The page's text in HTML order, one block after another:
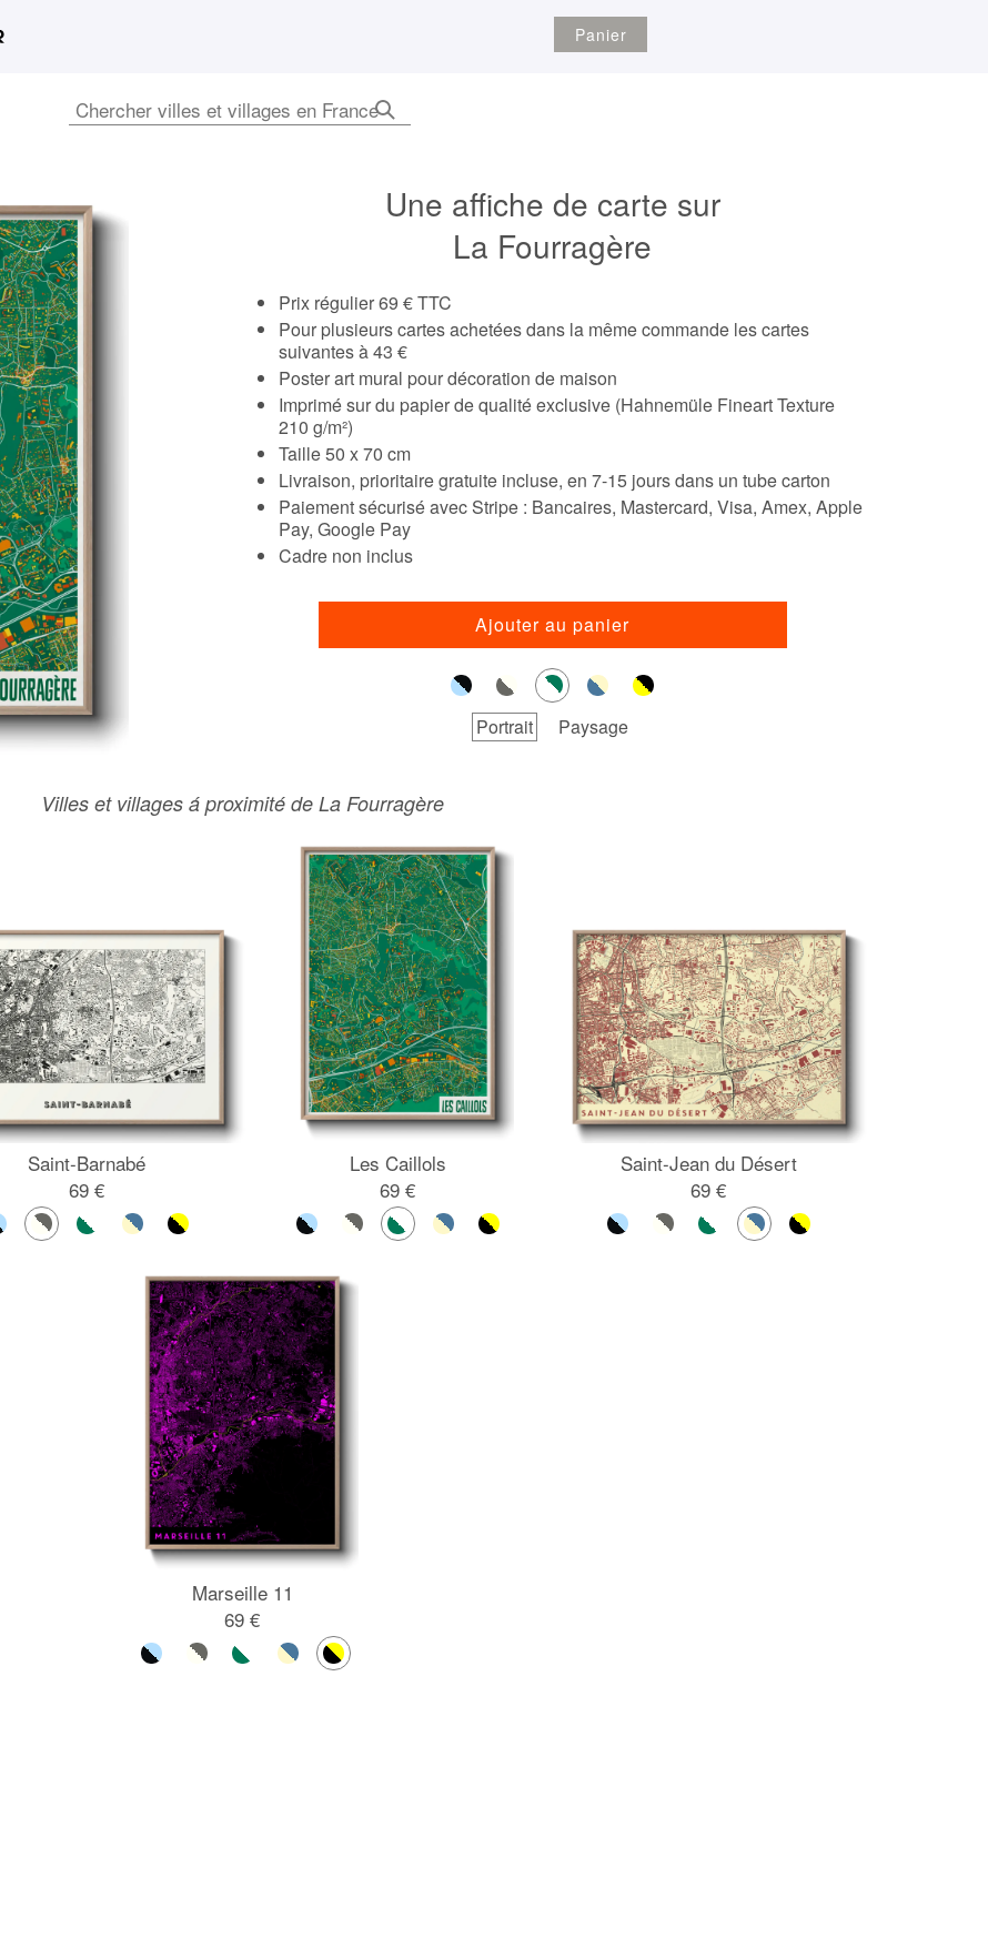
Panier
Une affiche de carte sur
La Fourragère
Prix régulier 69 € TTC
Pour plusieurs cartes achetées dans la même commande les cartes
suivantes à 43 €
Poster art mural pour décoration de maison
Imprimé sur du papier de qualité exclusive (Hahnemüle Fineart Texture
210 g/m²)
Taille 50 x 70 cm
Livraison, prioritaire gratuite incluse, en 7-15 jours dans un tube carton
Paiement sécurisé avec Stripe : Bancaires, Mastercard, Visa, Amex, Apple
Pay, Google Pay
Cadre non inclus
Ajouter au panier
Portrait Paysage
Villes et villages á proximité de La Fourragère
Saint-Barnabé
69 €
Les Caillols
69 €
Saint-Jean du Désert
69 €
Marseille 11
69 €